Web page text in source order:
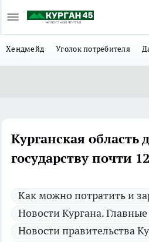
Хендмейд Уголок потребителя
Курганская область
государству почти
Как можно потратить и
Новости Кургана.
Новости правительства